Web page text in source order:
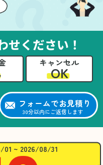
せください！
キャンセル
OK
フォームでお見積り
30分以内にご返信します
01 ~ 2026/08/31